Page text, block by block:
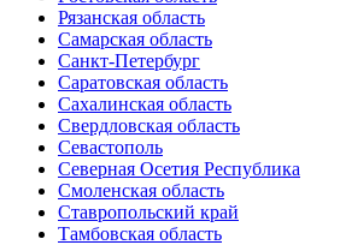
Рязанская область
Самарская область
Санкт-Петербург
Саратовская область
Сахалинская область
Свердловская область
Севастополь
Северная Осетия Республика
Смоленская область
Ставропольский край
Тамбовская область